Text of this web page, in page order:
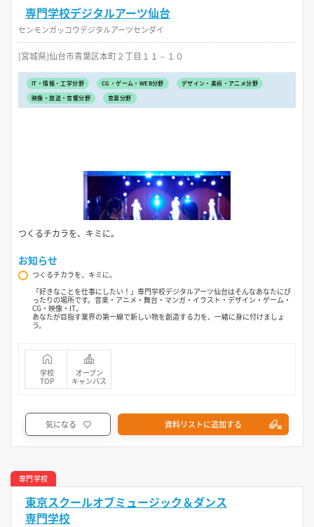
専門学校デジタルアーツ仙台
センモンガッコウデジタルアーツセンダイ
[宮城県]仙台市青葉区本町２丁目１１－１０
IT・情報・工学分野 CG・ゲーム・WEB分野
デザイン・美術・アニメ分野
映像・放送・音響分野
音楽分野
つくるチカラを、キミに。
お知らせ
つくるチカラを、キミに。
「好きなことを仕事にしたい！」専門学校デジタルアーツ仙台はそんなあなたにぴ
ったりの場所です。音楽・アニメ・舞台・マンガ・イラスト・デザイン・ゲーム・
CG・映像・IT。
あなたが目指す業界の第一線で新しい物を創造する力を、一緒に身に付けましょ
う。
学校
TOP
オープン
キャンパス
気になる 資料リストに追加する
専門学校
東京スクールオブミュージック＆ダンス
専門学校